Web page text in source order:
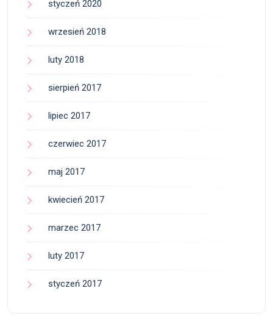
styczeń 2020
wrzesień 2018
luty 2018
sierpień 2017
lipiec 2017
czerwiec 2017
maj 2017
kwiecień 2017
marzec 2017
luty 2017
styczeń 2017